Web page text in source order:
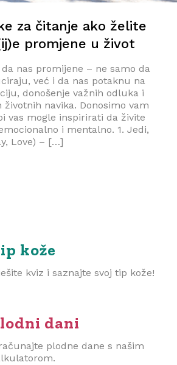
za čitanje ako želite
promjene u život
nas promijene – ne samo da
već i da nas potaknu na
donošenje važnih odluka i
navika. Donosimo vam
vas mogle inspirirati da živite
i mentalno. 1. Jedi,
Love) – […]
kože
kviz i saznajte svoj tip kože!
dani
plodne dane s našim